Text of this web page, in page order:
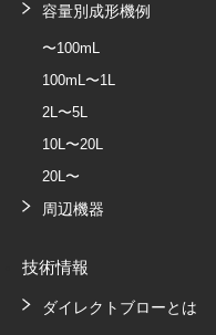
容量別成形機例
〜100mL
100mL〜1L
2L〜5L
10L〜20L
20L〜
周辺機器
技術情報
ダイレクトブローとは